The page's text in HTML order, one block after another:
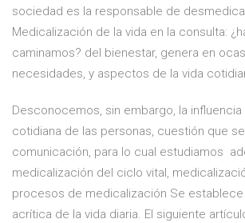
sociedad es la responsable de
Medicalización de la vida en la consulta:
caminamos? del bienestar, genera en
necesidades, y aspectos de la vida
Desconocemos, sin embargo, la
cotidiana de las personas, cuestión que
comunicación, para lo cual estudiamos
medicalización del ciclo vital,
procesos de medicalización Se establece
acrítica de la vida diaria. El siguiente